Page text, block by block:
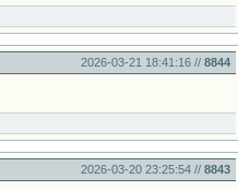
2026-03-21 18:41:16 // 8844
2026-03-20 23:25:54 // 8843